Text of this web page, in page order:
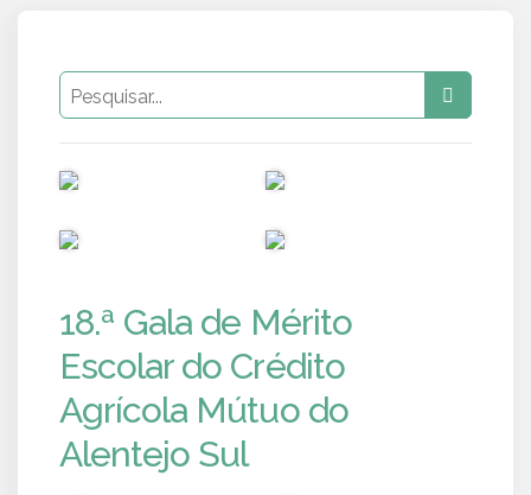
18.ª Gala de Mérito
Escolar do Crédito
Agrícola Mútuo do
Alentejo Sul